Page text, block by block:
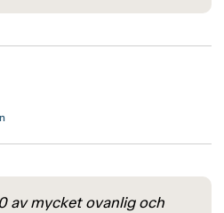
av mycket ovanlig och